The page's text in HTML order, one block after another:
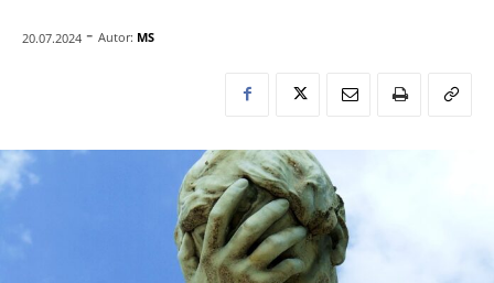
20.07.2024 - Autor: MS